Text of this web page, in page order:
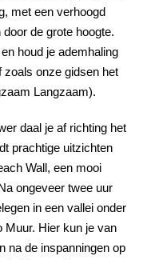
met een verhoogd
de grote hoogte.
houd je ademhaling
zoals onze gidsen het
Langzaam).
daal je af richting het
prachtige uitzichten
Wall, een mooi
ongeveer twee uur
in een vallei onder
Muur. Hier kun je van
na de inspanningen op